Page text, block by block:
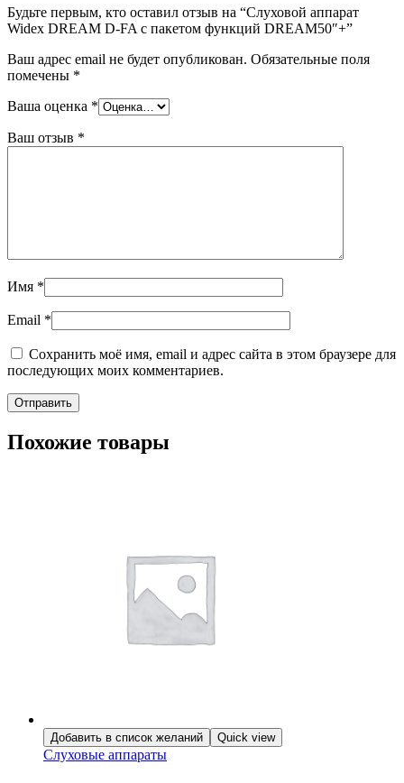
Будьте первым, кто оставил отзыв на “Слуховой аппарат
Widex DREAM D-FA c пакетом функций DREAM50″+”
Ваш адрес email не будет опубликован. Обязательные поля
помечены *
Ваша оценка *
Ваш отзыв *
Имя *
Email *
Сохранить моё имя, email и адрес сайта в этом браузере для
последующих моих комментариев.
Похожие товары
Добавить в список желаний Quick view
Слуховые аппараты